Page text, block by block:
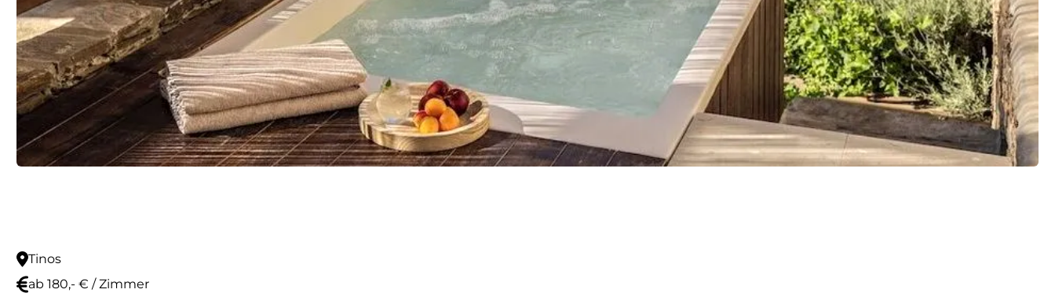
Tinos
ab 180,- € / Zimmer